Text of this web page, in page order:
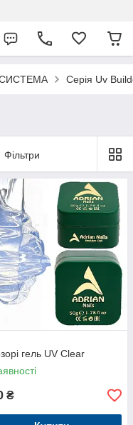
Серія Uv
Фільтри
гель UV Clear
₴